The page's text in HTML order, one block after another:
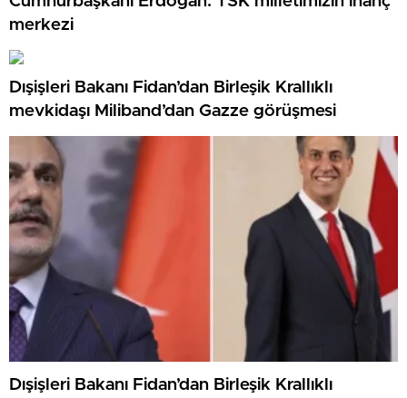
merkezi
Dışişleri Bakanı Fidan’dan Birleşik Krallıklı
mevkidaşı Miliband’dan Gazze görüşmesi
Dışişleri Bakanı Fidan’dan Birleşik Krallıklı